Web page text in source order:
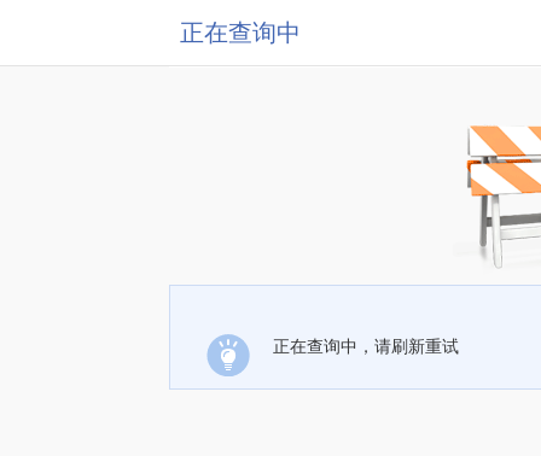
正在查询中
正在查询中，请刷新重试